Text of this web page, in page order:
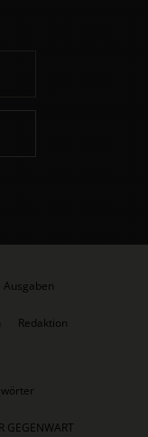
Ausgaben
Redaktion
GEGENWART